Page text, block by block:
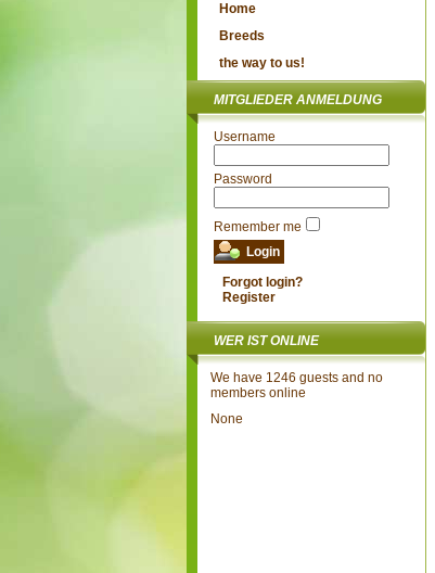
Home
Breeds
the way to us!
MITGLIEDER ANMELDUNG
Username
Password
Remember me
Forgot login?
Register
WER IST ONLINE
We have 1246 guests and no
members online
None